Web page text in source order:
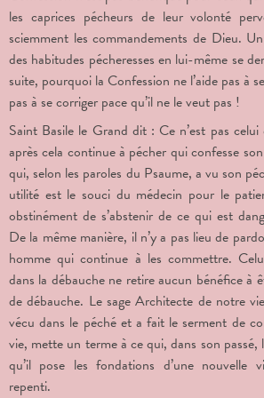
les caprices pécheurs de leur volonté
sciemment les commandements de Dieu.
des habitudes pécheresses en lui-même se
suite, pourquoi la Confession ne l’aide pas à
pas à se corriger pace qu’il ne le veut pas !
Saint Basile le Grand dit : Ce n’est pas
après cela continue à pécher qui confesse
qui, selon les paroles du Psaume, a vu son
utilité est le souci du médecin pour le
obstinément de s’abstenir de ce qui est
De la même manière, il n’y a pas lieu de
homme qui continue à les commettre.
dans la débauche ne retire aucun bénéfice à
de débauche. Le sage Architecte de notre
vécu dans le péché et a fait le serment de
vie, mette un terme à ce qui, dans son passé,
qu’il pose les fondations d’une nouvelle
repenti.